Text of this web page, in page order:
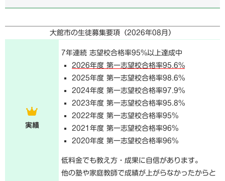
大館市の生徒募集要項（2026年08月 ）
実績
7年連続 志望校合格率95%以上達成中
2026年度 第一志望校合格率95.6%
2025年度 第一志望校合格率98.6%
2024年度 第一志望校合格率97.9%
2023年度 第一志望校合格率95.8%
2022年度 第一志望校合格率95%
2021年度 第一志望校合格率96%
2020年度 第一志望校合格率96%
低料金でも教え方・成果に自信があります。
他の塾や家庭教師で成績が上がらなかったからと